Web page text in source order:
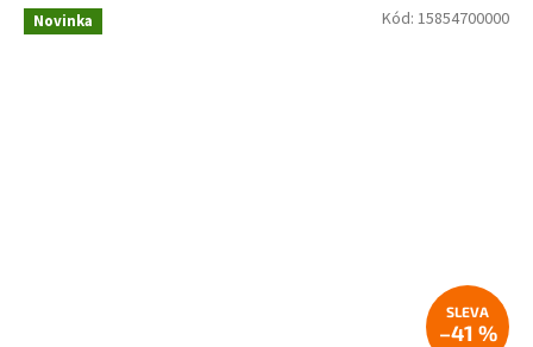
Novinka
–41 %
Kód: 15854700000